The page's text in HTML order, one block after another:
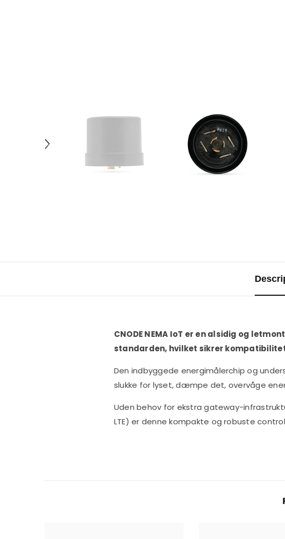
CNODE NEMA IoT er en alsidig og
standarden, hvilket sikrer
Den indbyggede energimålerchip og
slukke for lyset, dæmpe det, overvåge
Uden behov for ekstra gateway-
LTE) er denne kompakte og robuste